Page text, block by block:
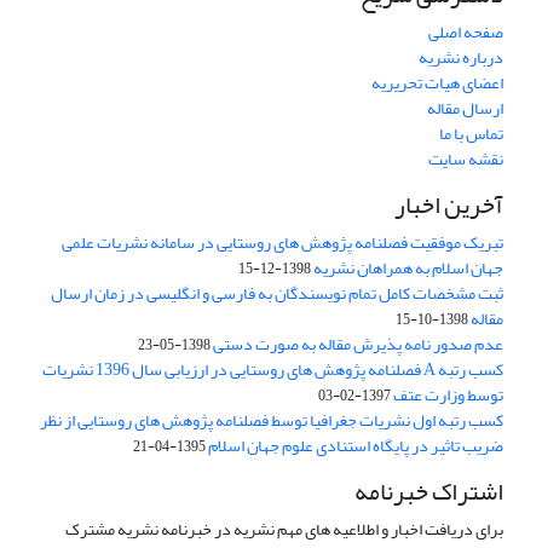
صفحه اصلی
درباره نشریه
اعضای هیات تحریریه
ارسال مقاله
تماس با ما
نقشه سایت
آخرین اخبار
تبریک موفقیت فصلنامه پژوهش های روستایی در سامانه نشریات علمی
جهان اسلام به همراهان نشریه1398-12-15
ثبت مشخصات کامل تمام نویسندگان به فارسی و انگلیسی در زمان ارسال
مقاله1398-10-15
عدم صدور نامه پذیرش مقاله به صورت دستی1398-05-23
کسب رتبه A فصلنامه پژوهش های روستایی در ارزیابی سال 1396 نشریات
توسط وزارت عتف1397-02-03
کسب رتبه اول نشریات جغرافیا توسط فصلنامه پژوهش های روستایی از نظر
ضریب تاثیر در پایگاه استنادی علوم جهان اسلام1395-04-21
اشتراک خبرنامه
برای دریافت اخبار و اطلاعیه های مهم نشریه در خبرنامه نشریه مشترک